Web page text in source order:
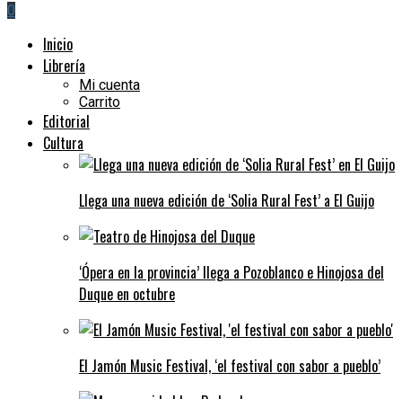
0
Inicio
Librería
Mi cuenta
Carrito
Editorial
Cultura
Llega una nueva edición de ‘Solia Rural Fest’ a El Guijo
‘Ópera en la provincia’ llega a Pozoblanco e Hinojosa del
Duque en octubre
El Jamón Music Festival, ‘el festival con sabor a pueblo’